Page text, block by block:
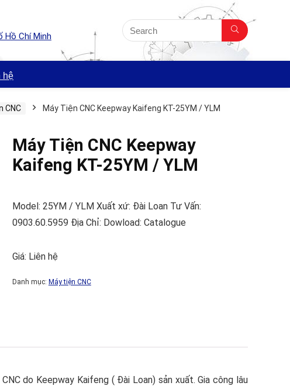
Hồ Chí Minh
hệ
CNC Máy Tiện CNC Keepway Kaifeng KT-25YM / YLM
Máy Tiện CNC Keepway
Kaifeng KT-25YM / YLM
Model: 25YM / YLM Xuất xứ: Đài Loan Tư Vấn:
0903.60.5959 Địa Chỉ: Dowload: Catalogue
Giá: Liên hệ
Danh mục: Máy tiện CNC
do Keepway Kaifeng ( Đài Loan) sản xuất. Gia công lâu